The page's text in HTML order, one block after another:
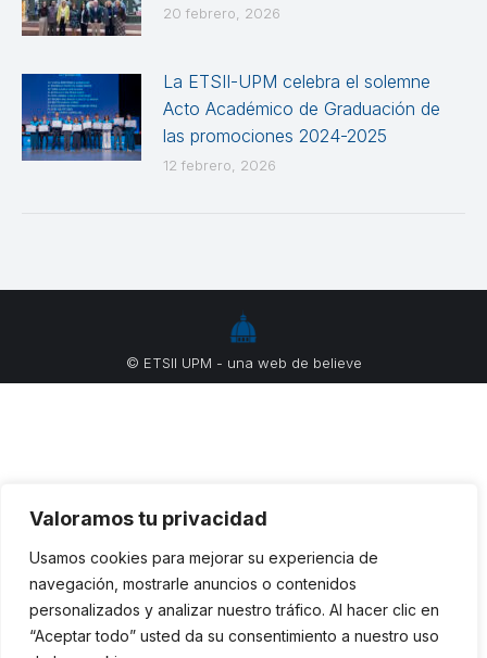
Valoramos tu privacidad
Usamos cookies para mejorar su experiencia de
navegación, mostrarle anuncios o contenidos
personalizados y analizar nuestro tráfico. Al hacer clic en
“Aceptar todo” usted da su consentimiento a nuestro uso
20 febrero, 2026
La ETSII-UPM celebra el solemne
Acto Académico de Graduación de
las promociones 2024-2025
12 febrero, 2026
© ETSII UPM - una web de believe